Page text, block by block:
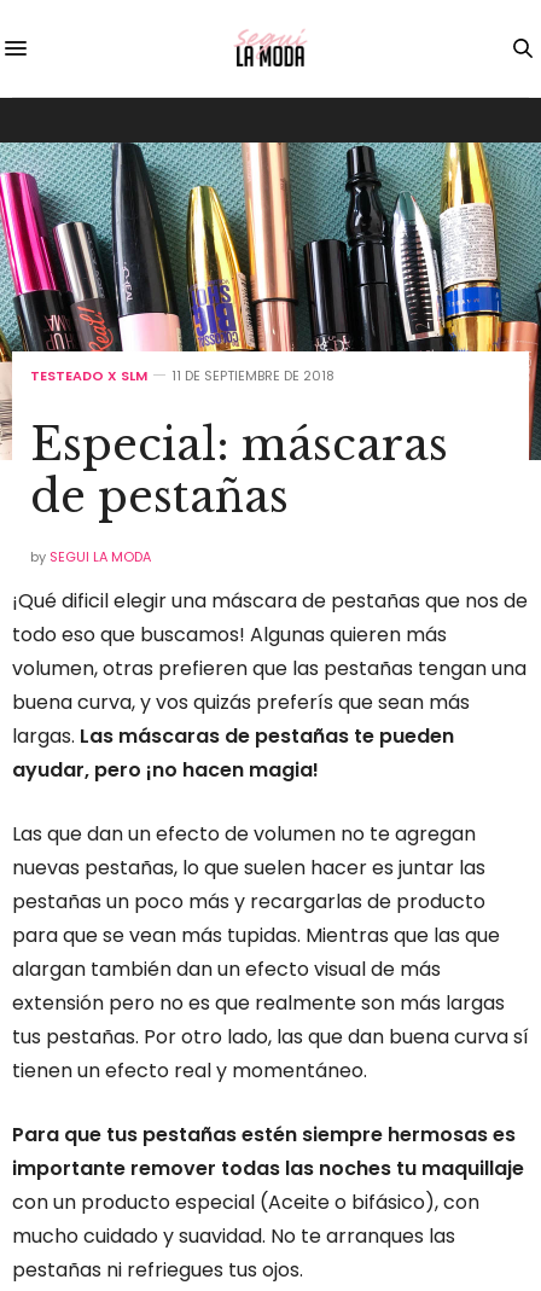
TESTEADO X SLM 11 DE SEPTIEMBRE DE 2018
Especial: máscaras
de pestañas
by SEGUI LA MODA
¡Qué dificil elegir una máscara de pestañas que nos de
todo eso que buscamos! Algunas quieren más
volumen, otras prefieren que las pestañas tengan una
buena curva, y vos quizás preferís que sean más
largas. Las máscaras de pestañas te pueden
ayudar, pero ¡no hacen magia!
Las que dan un efecto de volumen no te agregan
nuevas pestañas, lo que suelen hacer es juntar las
pestañas un poco más y recargarlas de producto
para que se vean más tupidas. Mientras que las que
alargan también dan un efecto visual de más
extensión pero no es que realmente son más largas
tus pestañas. Por otro lado, las que dan buena curva sí
tienen un efecto real y momentáneo.
Para que tus pestañas estén siempre hermosas es
importante remover todas las noches tu maquillaje
con un producto especial (Aceite o bifásico), con
mucho cuidado y suavidad. No te arranques las
pestañas ni refriegues tus ojos.